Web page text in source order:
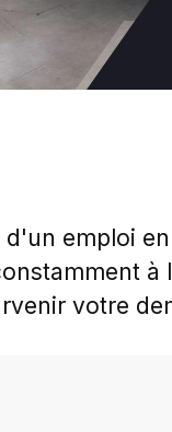
emploi
votre